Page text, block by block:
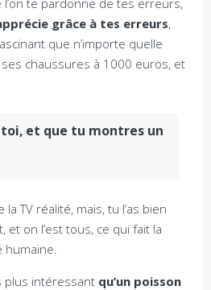
te pardonne de tes erreurs,
grâce à tes erreurs,
que n’importe quelle
chaussures à 1000 euros, et
toi, et que tu montres un
TV réalité, mais, tu l’as bien
et on l’est tous, ce qui fait la
humaine.
plus intéressant qu’un poisson